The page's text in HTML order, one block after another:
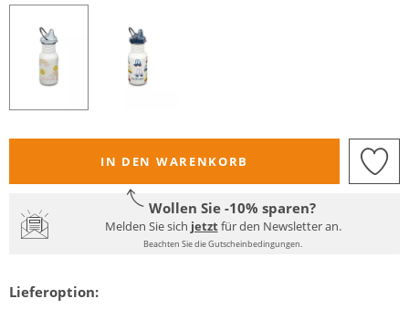
IN DEN WARENKORB
Wollen Sie -10% sparen?
Melden Sie sich jetztfür den Newsletter an.
Beachten Sie die Gutscheinbedingungen.
Lieferoption: